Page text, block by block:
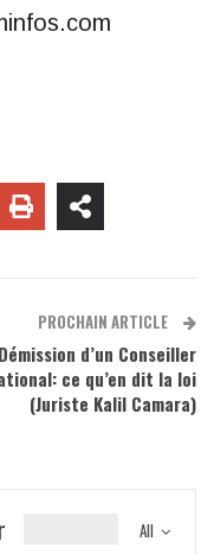
PROCHAIN ARTICLE
Démission d’un Conseiller
ce qu’en dit la loi
(Juriste Kalil Camara)
All